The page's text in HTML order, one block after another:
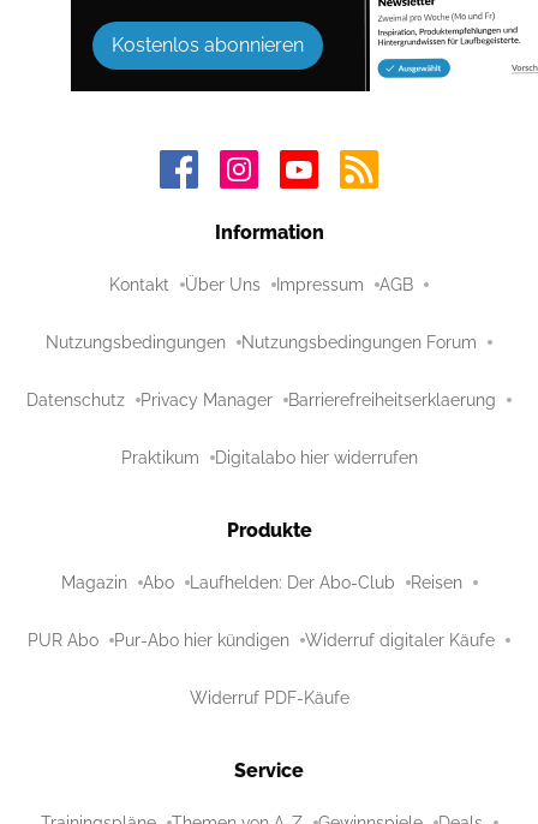
Kostenlos abonnieren
Information
Kontakt Über Uns Impressum AGB
Nutzungsbedingungen Nutzungsbedingungen Forum
Datenschutz Privacy Manager Barrierefreiheitserklaerung
Praktikum Digitalabo hier widerrufen
Produkte
Magazin Abo Laufhelden: Der Abo-Club Reisen
PUR Abo Pur-Abo hier kündigen Widerruf digitaler Käufe
Widerruf PDF-Käufe
Service